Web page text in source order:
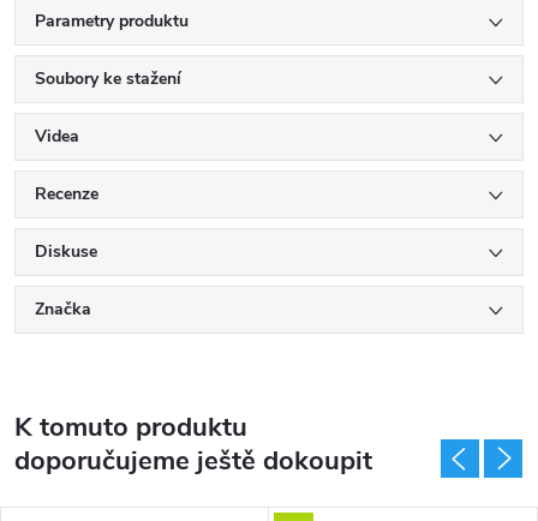
Parametry produktu
Soubory ke stažení
Videa
Recenze
Diskuse
Značka
K tomuto produktu
doporučujeme ještě dokoupit